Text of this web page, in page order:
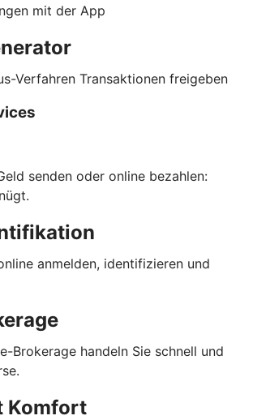
mit der App
Verfahren Transaktionen freigeben
senden oder online bezahlen:
anmelden, identifizieren und
Brokerage handeln Sie schnell und
Komfort